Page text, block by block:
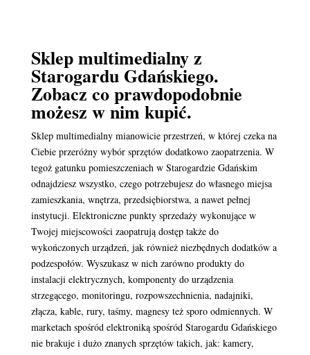
Sklep multimedialny z
Starogardu Gdańskiego.
Zobacz co prawdopodobnie
możesz w nim kupić.
Sklep multimedialny mianowicie przestrzeń, w której czeka na
Ciebie przeróżny wybór sprzętów dodatkowo zaopatrzenia. W
tegoż gatunku pomieszczeniach w Starogardzie Gdańskim
odnajdziesz wszystko, czego potrzebujesz do własnego miejsa
zamieszkania, wnętrza, przedsiębiorstwa, a nawet pełnej
instytucji. Elektroniczne punkty sprzedaży wykonujące w
Twojej miejscowości zaopatrują dostęp także do
wykończonych urządzeń, jak również niezbędnych dodatków a
podzespołów. Wyszukasz w nich zarówno produkty do
instalacji elektrycznych, komponenty do urządzenia
strzegącego, monitoringu, rozpowszechnienia, nadajniki,
złącza, kable, rury, taśmy, magnesy też sporo odmiennych. W
marketach spośród elektroniką spośród Starogardu Gdańskiego
nie brakuje i dużo znanych sprzętów takich, jak: kamery,